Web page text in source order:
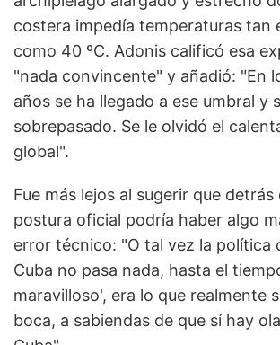
costera impedía temperaturas tan
como 40 ºC. Adonis calificó esa
"nada convincente" y añadió: "En
años se ha llegado a ese umbral y
sobrepasado. Se le olvidó el
global".
Fue más lejos al sugerir que detrás
postura oficial podría haber algo
error técnico: "O tal vez la política
Cuba no pasa nada, hasta el
maravilloso', era lo que realmente
boca, a sabiendas de que sí hay